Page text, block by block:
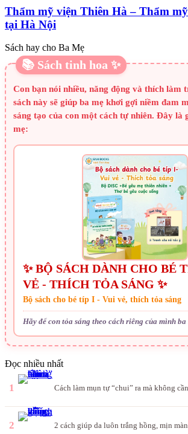
Thẩm mỹ viện Thiên Hà – Thẩm mỹ
tại Hà Nội
Sách hay cho Ba Mẹ
📚 Sách tinh hoa ✨
Con bạn nói nhiều, năng động và thích làm
sách này sẽ giúp ba mẹ khơi gợi niềm đam
sáng tạo của con một cách tự nhiên. Đây là
mẹ:
✨ BỘ SÁCH DÀNH CHO BÉ
VẺ - THÍCH TỎA SÁNG ✨
Bộ sách cho bé típ I - Vui vẻ, thích tỏa sáng
Hãy để con tỏa sáng theo cách riêng của mình ba
Đọc nhiều nhất
1 Cách làm mụn tự “chui” ra mà không
2 2 cách giúp da luôn trắng hồng, mịn